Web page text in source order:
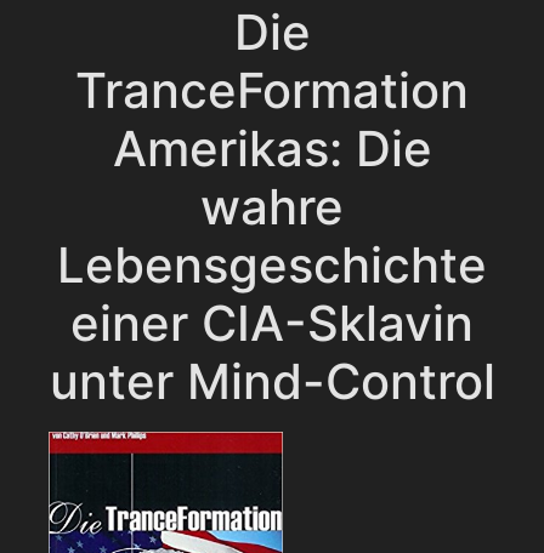
Die
TranceFormation
Amerikas: Die
wahre
Lebensgeschichte
einer CIA-Sklavin
unter Mind-Control